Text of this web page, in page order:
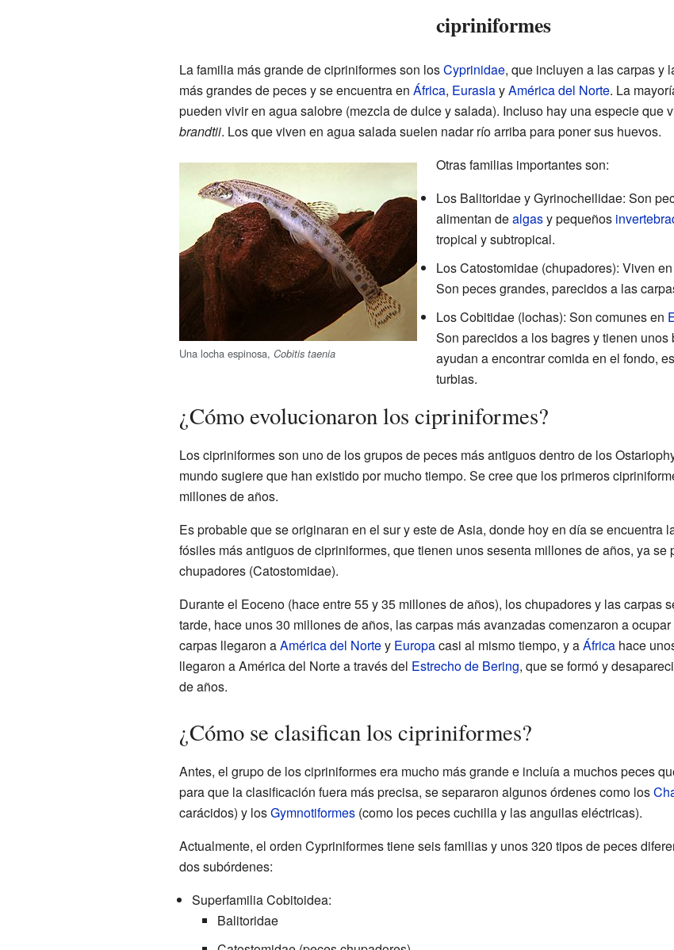
cipriniformes
La familia más grande de cipriniformes son losCyprinidae, que incluyen a las carpas y
más grandes de peces y se encuentra en África, EurasiayAmérica del Norte. La
pueden vivir en agua salobre (mezcla de dulce y salada). Incluso hay una especie que
brandtii. Los que viven en agua salada suelen nadar río arriba para poner sus huevos.
Una locha espinosa, Cobitis taenia
Otras familias importantes son:
Los Balitoridae y Gyrinocheilidae: Son
alimentan dealgasy pequeños
tropical y subtropical.
Los Catostomidae (chupadores): Viven en
Son peces grandes, parecidos a las
Los Cobitidae (lochas): Son comunes en
Son parecidos a los bagres y tienen
ayudan a encontrar comida en el fondo,
turbias.
¿Cómo evolucionaron los cipriniformes?
Los cipriniformes son uno de los grupos de peces más antiguos dentro de los
mundo sugiere que han existido por mucho tiempo. Se cree que los primeros
millones de años.
Es probable que se originaran en el sur y este de Asia, donde hoy en día se encuentra
fósiles más antiguos de cipriniformes, que tienen unos sesenta millones de años, ya se
chupadores (Catostomidae).
Durante el Eoceno (hace entre 55 y 35 millones de años), los chupadores y las carpas
tarde, hace unos 30 millones de años, las carpas más avanzadas comenzaron a
carpas llegaron aAmérica del Nortey Europacasi al mismo tiempo, y aÁfricahace
llegaron a América del Norte a través del Estrecho de Bering, que se formó y
de años.
¿Cómo se clasifican los cipriniformes?
Antes, el grupo de los cipriniformes era mucho más grande e incluía a muchos peces
para que la clasificación fuera más precisa, se separaron algunos órdenes como los
carácidos) y losGymnotiformes(como los peces cuchilla y las anguilas eléctricas).
Actualmente, el orden Cypriniformes tiene seis familias y unos 320 tipos de peces
dos subórdenes:
Superfamilia Cobitoidea:
Balitoridae